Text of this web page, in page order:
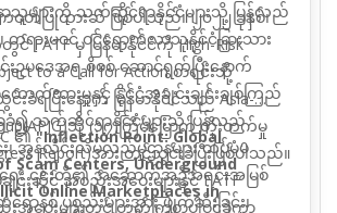
နာသူများကို သက်ဆိုင်ရာနိုင်ငံများသို့ ပြန်လည်
တရားမဝင် ဝင်ရောက်လာသူနိုင်ငံခြားသား
ဥပဒေအရ စိစစ် ဆောင်ရွက်ပြီးနောက်
ထောက်ထားမှုနှင့် နိုင်ငံအချင်းချင်းချစ်ကြည်
ခံ၍ သက်ဆိုင်ရာနိုင်ငံများသို့ ပြန်လည်
င်း၊ အွန်လိုင်းလိမ်လည်မှုဌာနများ ထပ်မံမ
း ၎င်းတို့၏ အဆောက်အဦအရင်းအမြစ်
ရောနစ်ပစ္စည်းများအား ဖျက်ဆီးခြင်း၊
ပြုထားဆဲ ဖြစ်ပါသည်။ ၂၀၂၂ ခုနှစ်၊
တွင်FATFမှ မြန်မာနိုင်ငံကိုHigh-Risk
to a Call for Actionစာရင်းသို့
ခံရပြီးနောက် မြန်မာနိုင်ငံသည်Asia-
သို့ (၁၇)ကြိမ်မြောက် တိုးတက်မှု
Report)အား တင်သွင်းခဲ့ပြီးဖြစ်ပါသည်။
ျင်းဆိုင်အစည်းအဝေးများနှင့်FATF
အဝေးများတွင် တက်ကြွစွာပါဝင်ခဲ့ကာ
၏"Inflection Point: Global
Scam Centers, Underground
Online Marketplaces in